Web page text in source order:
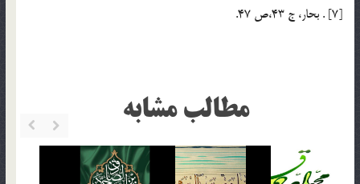
[7] . بحار، ج 43،‌ص 47.
مطالب مشابه